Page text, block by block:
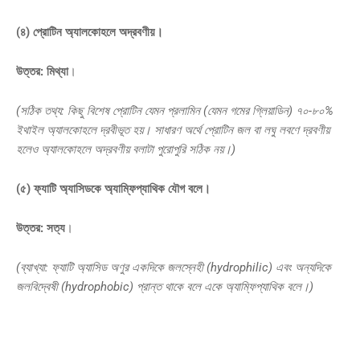
(৪) প্রোটিন অ্যালকোহলে অদ্রবণীয়।
উত্তর: মিথ্যা।
(সঠিক তথ্য: কিছু বিশেষ প্রোটিন যেমন প্রলামিন (যেমন গমের গ্লিয়াডিন) ৭০-৮০%
ইথাইল অ্যালকোহলে দ্রবীভূত হয়। সাধারণ অর্থে প্রোটিন জল বা লঘু লবণে দ্রবণীয়
হলেও অ্যালকোহলে অদ্রবণীয় বলাটা পুরোপুরি সঠিক নয়।)
(৫) ফ্যাটি অ্যাসিডকে অ্যাম্ফিপ্যাথিক যৌগ বলে।
উত্তর: সত্য ।
(ব্যাখ্যা: ফ্যাটি অ্যাসিড অণুর একদিকে জলস্নেহী (hydrophilic) এবং অন্যদিকে
জলবিদ্বেষী (hydrophobic) প্রান্ত থাকে বলে একে অ্যাম্ফিপ্যাথিক বলে।)